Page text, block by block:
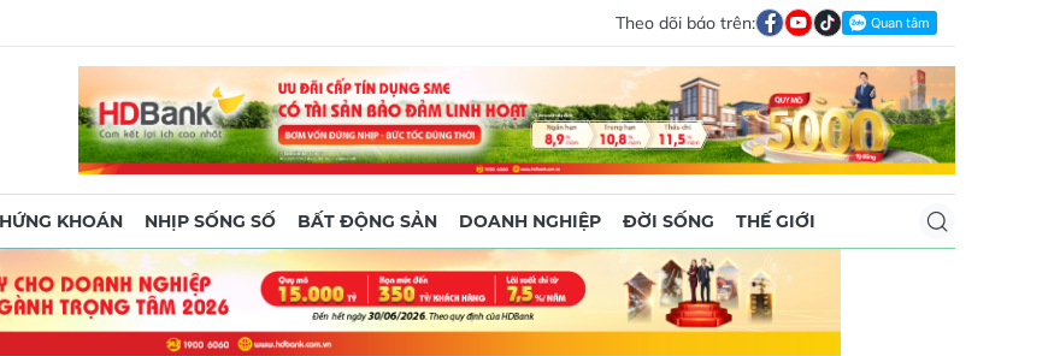
Theo dõi báo trên:
KHOÁN NHỊP SỐNG SỐ BẤT ĐỘNG SẢN DOANH NGHIỆP ĐỜI SỐNG THẾ GIỚI